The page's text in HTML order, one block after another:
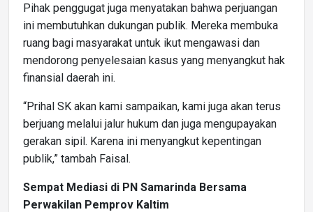
Pihak penggugat juga menyatakan bahwa perjuangan
ini membutuhkan dukungan publik. Mereka membuka
ruang bagi masyarakat untuk ikut mengawasi dan
mendorong penyelesaian kasus yang menyangkut hak
finansial daerah ini.
“Prihal SK akan kami sampaikan, kami juga akan terus
berjuang melalui jalur hukum dan juga mengupayakan
gerakan sipil. Karena ini menyangkut kepentingan
publik,” tambah Faisal.
Sempat Mediasi di PN Samarinda Bersama
Perwakilan Pemprov Kaltim